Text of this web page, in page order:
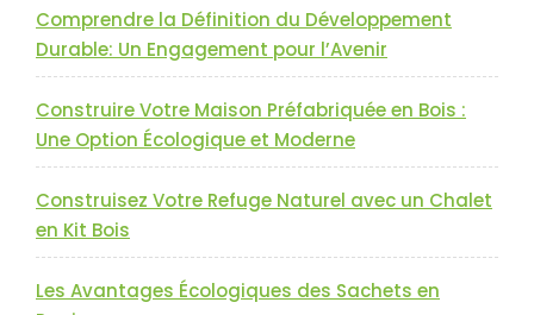
Comprendre la Définition du Développement
Durable: Un Engagement pour l’Avenir
Construire Votre Maison Préfabriquée en Bois :
Une Option Écologique et Moderne
Construisez Votre Refuge Naturel avec un Chalet
en Kit Bois
Les Avantages Écologiques des Sachets en